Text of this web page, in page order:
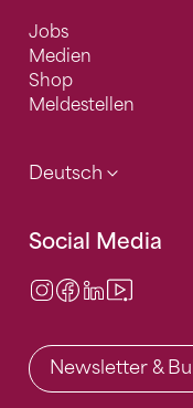
Jobs
Medien
Shop
Meldestellen
Deutsch
Social Media
Instagram
Facebook
LinkedIn
Newsletter &